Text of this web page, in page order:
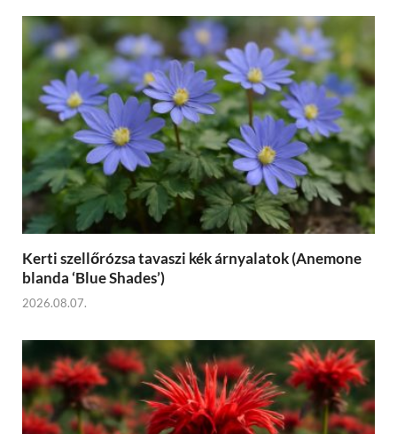
Kerti szellőrózsa tavaszi kék árnyalatok (Anemone
blanda ‘Blue Shades’)
2026.08.07.